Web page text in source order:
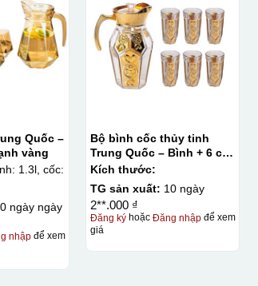
Quốc –
vàng
1.3l, cốc:
ngày ngày
nhập để xem
Bộ bình cốc thủy tinh
Trung Quốc – Bình + 6 cốc
thủy tinh mạ vàng
Kích thước:
TG sản xuất: 10 ngày
2**.000 ₫
Đăng kýhoặc Đăng nhậpđể xem
giá